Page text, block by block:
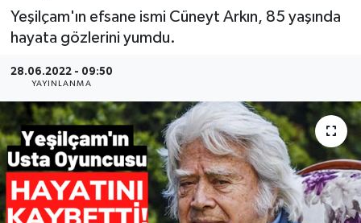
Yeşilçam'ın efsane ismi Cüneyt Arkın, 85 yaşında
hayata gözlerini yumdu.
28.06.2022 - 09:50
YAYINLANMA
YAŞAM
TEKNOLOJİ
SAĞLIK
EĞİTİM
İLÇE HABERLERİ
Süper Lig Puan Durumu ve Fikstür
Tüm Manşetler
Son Dakika Haberleri
Haber Arşivi